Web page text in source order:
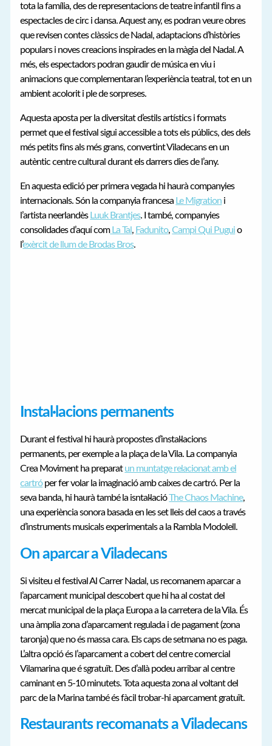
tota la família, des de representacions de teatre infantil fins a
espectacles de circ i dansa. Aquest any, es podran veure obres
que revisen contes clàssics de Nadal, adaptacions d’històries
populars i noves creacions inspirades en la màgia del Nadal. A
més, els espectadors podran gaudir de música en viu i
animacions que complementaran l’experiència teatral, tot en un
ambient acolorit i ple de sorpreses.
Aquesta aposta per la diversitat d’estils artístics i formats
permet que el festival sigui accessible a tots els públics, des dels
més petits fins als més grans, convertint Viladecans en un
autèntic centre cultural durant els darrers dies de l’any.
En aquesta edició per primera vegada hi haurà companyies
internacionals. Són la companyia francesa Le Migration i
l’artista neerlandès Luuk Brantjes. I també, companyies
consolidades d’aquí comLa Tal , Fadunito,Campi Qui Puguio
l’exèrcit de llum de Brodas Bros.
Instal·lacions permanents
Durant el festival hi haurà propostes d’instal·lacions
permanents, per exemple a la plaça de la Vila. La companyia
Crea Moviment ha preparatun muntatge relacionat amb el
cartróper fer volar la imaginació amb caixes de cartró. Per la
seva banda, hi haurà també la isntal·lacióThe Chaos Machine,
una experiència sonora basada en les set lleis del caos a través
d’instruments musicals experimentals a la Rambla Modolell.
On aparcar a Viladecans
Si visiteu el festival Al Carrer Nadal, us recomanem aparcar a
l’aparcament municipal descobert que hi ha al costat del
mercat municipal de la plaça Europa a la carretera de la Vila. És
una àmplia zona d’aparcament regulada i de pagament (zona
taronja) que no és massa cara. Els caps de setmana no es paga.
L’altra opció és l’aparcament a cobert del centre comercial
Vilamarina que é sgratuït. Des d’allà podeu arribar al centre
caminant en 5-10 minutets. Tota aquesta zona al voltant del
parc de la Marina també és fàcil trobar-hi aparcament gratuït.
Restaurants recomanats a Viladecans